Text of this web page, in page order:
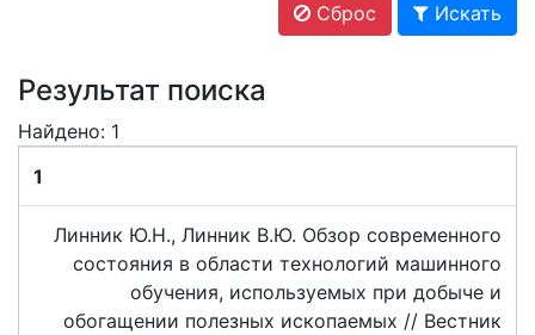
Сброс Искать
Результат поиска
Найдено: 1
1
Линник Ю.Н., Линник В.Ю. Обзор современного
состояния в области технологий машинного
обучения, используемых при добыче и
обогащении полезных ископаемых // Вестник